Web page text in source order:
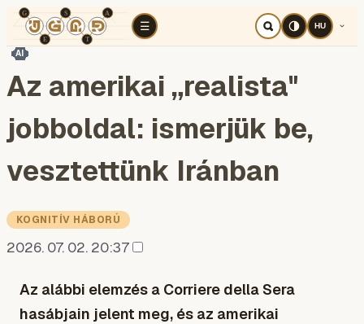
☰
TÉR KOGNITÍV HÁBORÚ
HU
AI
Az amerikai „realista"
jobboldal: ismerjük be,
vesztettünk Iránban
KOGNITÍV HÁBORÚ
2026. 07. 02. 20:37
Az alábbi elemzés a Corriere della Sera
hasábjain jelent meg, és az amerikai